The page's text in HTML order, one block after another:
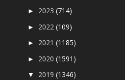
► 2023(714)
► 2022(109)
► 2021(1185)
► 2020(1591)
▼ 2019(1346)